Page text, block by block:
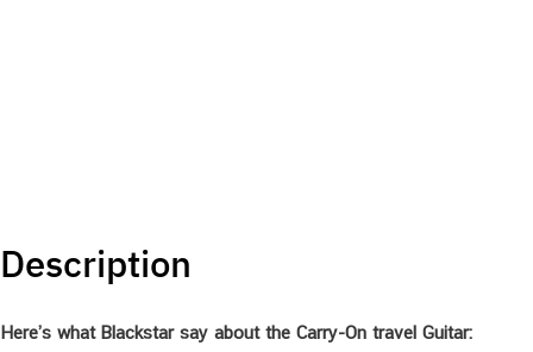
Description
Here’s what Blackstar say about the Carry-On travel Guitar: